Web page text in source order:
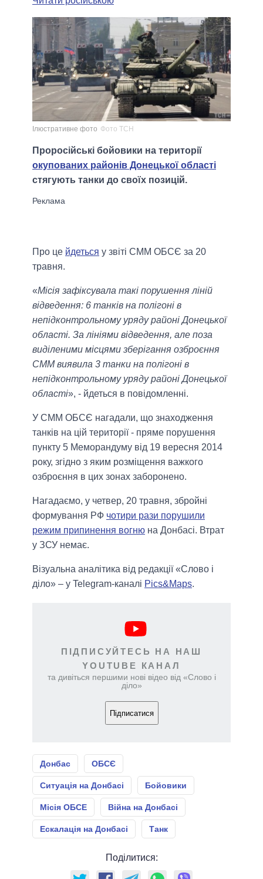
Ілюстративне фото Фото ТСН
Проросійські бойовики на території
окупованих районів Донецької області
стягують танки до своїх позицій.
Про це йдеться у звіті СММ ОБСЄ за 20
травня.
«Місія зафіксувала такі порушення ліній
відведення: 6 танків на полігоні в
непідконтрольному уряду районі Донецької
області. За лініями відведення, але поза
виділеними місцями зберігання озброєння
СММ виявила 3 танки на полігоні в
непідконтрольному уряду районі Донецької
області», - йдеться в повідомленні.
У СММ ОБСЄ нагадали, що знаходження
танків на цій території - пряме порушення
пункту 5 Меморандуму від 19 вересня 2014
року, згідно з яким розміщення важкого
озброєння в цих зонах заборонено.
Нагадаємо, у четвер, 20 травня, збройні
формування РФ чотири рази порушили
режим припинення вогню на Донбасі. Втрат
у ЗСУ немає.
Візуальна аналітика від редакції «Слово і
діло» – у Telegram-каналі Pics&Maps.
ПІДПИСУЙТЕСЬ НА НАШ
YOUTUBE КАНАЛ
та дивіться першими нові відео від «Слово і
діло»
Підписатися
Донбас ОБСЄ
Ситуація на Донбасі Бойовики
Місія ОБСЕ Війна на Донбасі
Ескалація на Донбасі Танк
Поділитися: